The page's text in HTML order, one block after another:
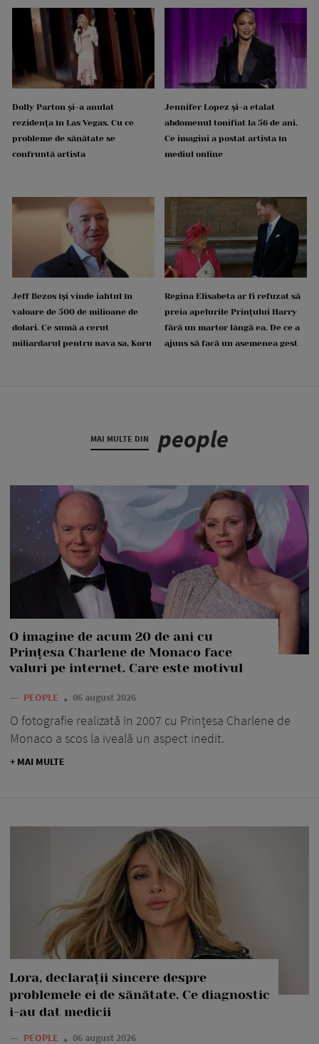
Dolly Parton și-a anulat
rezidența în Las Vegas. Cu ce
probleme de sănătate se
confruntă artista
Jennifer Lopez și-a etalat
abdomenul tonifiat la 56 de ani.
Ce imagini a postat artista în
mediul online
Jeff Bezos își vinde iahtul în
valoare de 500 de milioane de
dolari. Ce sumă a cerut
miliardarul pentru nava sa, Koru
Regina Elisabeta ar fi refuzat să
preia apelurile Prințului Harry
fără un martor lângă ea. De ce a
ajuns să facă un asemenea gest
MAI MULTE DIN people
O imagine de acum 20 de ani cu
Prințesa Charlene de Monaco face
valuri pe internet. Care este motivul
— PEOPLE 06 august 2026
O fotografie realizată în 2007 cu Prințesa Charlene de
Monaco a scos la iveală un aspect inedit.
+ MAI MULTE
Lora, declarații sincere despre
problemele ei de sănătate. Ce diagnostic
i-au dat medicii
— PEOPLE 06 august 2026